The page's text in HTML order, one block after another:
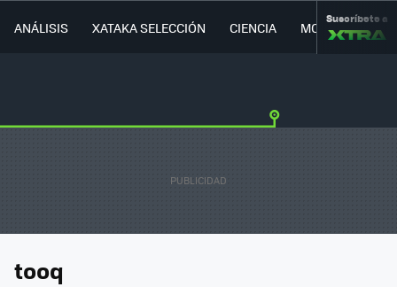
ANÁLISIS XATAKA SELECCIÓN CIENCIA MOVILIDAD
Suscríbete a
tooq